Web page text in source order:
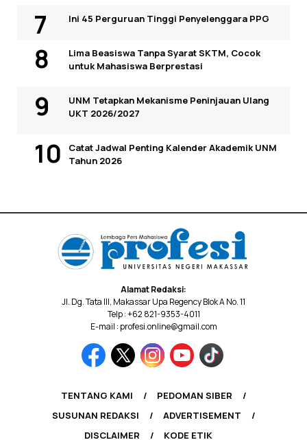
Ini 45 Perguruan Tinggi Penyelenggara PPG
Lima Beasiswa Tanpa Syarat SKTM, Cocok
untuk Mahasiswa Berprestasi
UNM Tetapkan Mekanisme Peninjauan Ulang
UKT 2026/2027
Catat Jadwal Penting Kalender Akademik UNM
Tahun 2026
Alamat Redaksi:
Jl. Dg. Tata III, Makassar Upa Regency Blok A No. 11
Telp : +62 821-9353-4011
E-mail : profesi.online@gmail.com
TENTANG KAMI
PEDOMAN SIBER
SUSUNAN REDAKSI
ADVERTISEMENT
DISCLAIMER
KODE ETIK